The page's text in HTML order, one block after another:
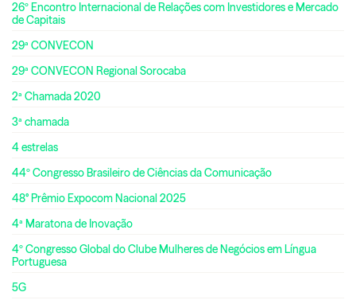
26º Encontro Internacional de Relações com Investidores e Mercado
de Capitais
29ª CONVECON
29ª CONVECON Regional Sorocaba
2ª Chamada 2020
3ª chamada
4 estrelas
44º Congresso Brasileiro de Ciências da Comunicação
48° Prêmio Expocom Nacional 2025
4ª Maratona de Inovação
4º Congresso Global do Clube Mulheres de Negócios em Língua
Portuguesa
5G